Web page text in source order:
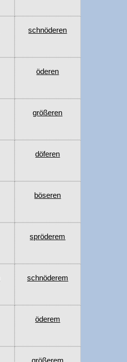
schnöderen
öderen
größeren
döferen
böseren
spröderem
schnöderem
öderem